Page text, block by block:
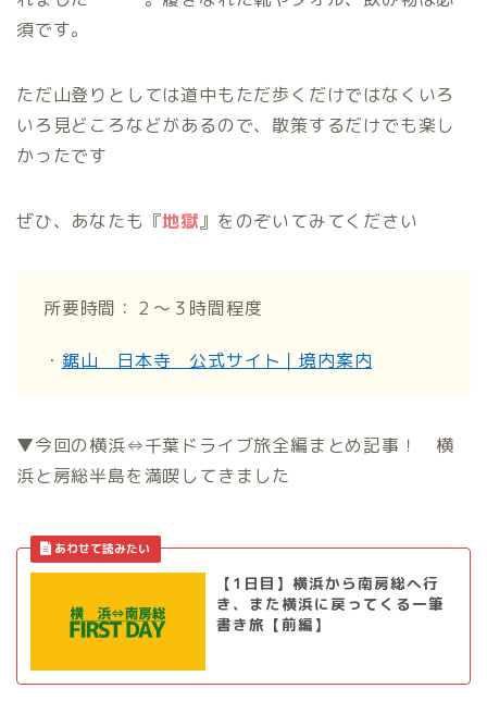
須です。
ただ山登りとしては道中もただ歩くだけではなくいろ
いろ見どころなどがあるので、散策するだけでも楽し
かったです
ぜひ、あなたも『地獄』をのぞいてみてください
所要時間：２～３時間程度
・ 鋸山 日本寺 公式サイト｜境内案内
▼今回の横浜⇔千葉ドライブ旅全編まとめ記事！ 横
浜と房総半島を満喫してきました
【1日目】横浜から南房総へ行
き、また横浜に戻ってくる一筆
書き旅【前編】